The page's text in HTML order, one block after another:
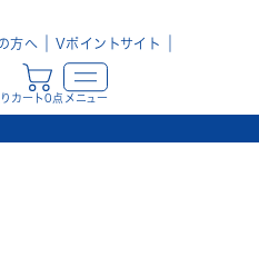
方へ Vポイントサイト
カート0点 メニュー